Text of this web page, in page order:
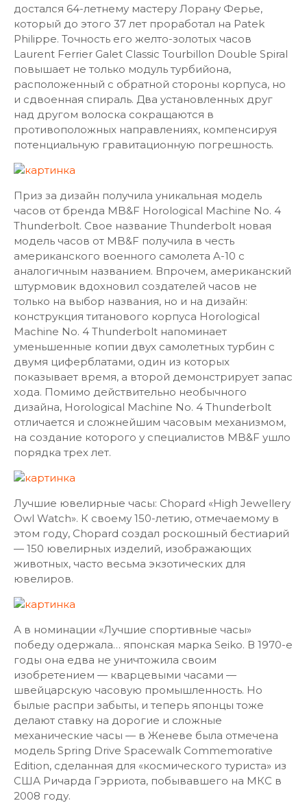
достался 64-летнему мастеру Лорану Ферье,
который до этого 37 лет проработал на Patek
Philippe. Точность его желто-золотых часов
Laurent Ferrier Galet Classic Tourbillon Double Spiral
повышает не только модуль турбийона,
расположенный с обратной стороны корпуса, но
и сдвоенная спираль. Два установленных друг
над другом волоска сокращаются в
противоположных направлениях, компенсируя
потенциальную гравитационную погрешность.
Приз за дизайн получила уникальная модель
часов от бренда MB&F Horological Machine No. 4
Thunderbolt. Свое название Thunderbolt новая
модель часов от MB&F получила в честь
американского военного самолета A-10 с
аналогичным названием. Впрочем, американский
штурмовик вдохновил создателей часов не
только на выбор названия, но и на дизайн:
конструкция титанового корпуса Horological
Machine No. 4 Thunderbolt напоминает
уменьшенные копии двух самолетных турбин с
двумя циферблатами, один из которых
показывает время, а второй демонстрирует запас
хода. Помимо действительно необычного
дизайна, Horological Machine No. 4 Thunderbolt
отличается и сложнейшим часовым механизмом,
на создание которого у специалистов MB&F ушло
порядка трех лет.
Лучшие ювелирные часы: Chopard «High Jewellery
Owl Watch». К своему 150-летию, отмечаемому в
этом году, Chopard создал роскошный бестиарий
— 150 ювелирных изделий, изображающих
животных, часто весьма экзотических для
ювелиров.
А в номинации «Лучшие спортивные часы»
победу одержала… японская марка Seiko. В 1970-е
годы она едва не уничтожила своим
изобретением — кварцевыми часами —
швейцарскую часовую промышленность. Но
былые распри забыты, и теперь японцы тоже
делают ставку на дорогие и сложные
механические часы — в Женеве была отмечена
модель Spring Drive Spacewalk Commemorative
Edition, сделанная для «космического туриста» из
США Ричарда Гэрриота, побывавшего на МКС в
2008 году.